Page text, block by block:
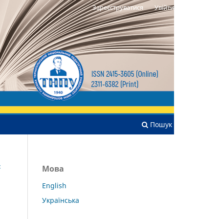
Пошук
Зареєструватися Увійти
Мова
English
Українська